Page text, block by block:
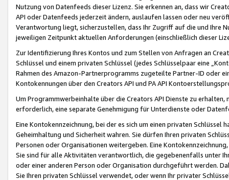
Nutzung von Datenfeeds dieser Lizenz. Sie erkennen an, dass wir
API oder Datenfeeds jederzeit ändern, auslaufen lassen oder neu
Verantwortung liegt, sicherzustellen, dass Ihr Zugriff auf die und Ihre
jeweiligen Zeitpunkt aktuellen Anforderungen (einschließlich dieser
Zur Identifizierung Ihres Kontos und zum Stellen von Anfragen an
Schlüssel und einem privaten Schlüssel (jedes Schlüsselpaar eine
Rahmen des Amazon-Partnerprogramms zugeteilte Partner-ID oder
Kontokennungen über den Creators API und PA API
Um Programmwerbeinhalte über die Creators API Dienste zu
erforderlich, eine separate Genehmigung für Unterdienste oder
Eine Kontokennzeichnung, bei der es sich um einen privaten
Geheimhaltung und Sicherheit wahren. Sie dürfen Ihren privaten
Personen oder Organisationen weitergeben. Eine
Sie sind für alle Aktivitäten verantwortlich, die gegebenenfalls unter
oder einer anderen Person oder Organisation durchgeführt werden.
Sie Ihren privaten Schlüssel verwendet, oder wenn Ihr privater